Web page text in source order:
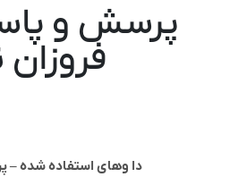
پرسش و
فروزان نیا
دا وهای استفاده شده – پرسش